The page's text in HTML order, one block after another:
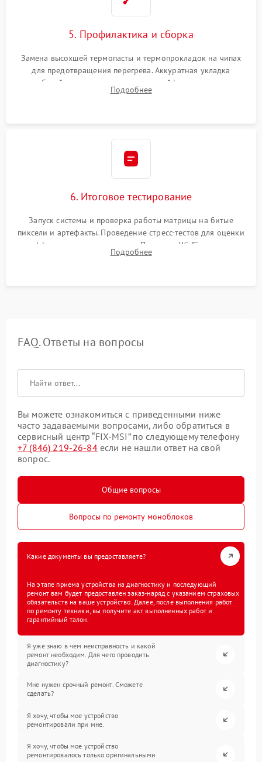
5. Профилактика и сборка
Замена высохшей термопасты и термопрокладок на чипах
для предотвращения перегрева. Аккуратная укладка
кабелей, подключение хрупких шлейфов матрицы и
надежная фиксация всех элементов внутри корпуса
Подробнее
6. Итоговое тестирование
Запуск системы и проверка работы матрицы на битые
пиксели и артефакты. Проведение стресс-тестов для оценки
эффективности охлаждения. Проверка Wi-Fi, камеры,
микрофона и всех портов перед выдачей устройства.
Подробнее
FAQ. Ответы на вопросы
Вы можете ознакомиться с приведенными ниже
часто задаваемыми вопросами, либо обратиться в
сервисный центр “FIX-MSI” по следующему телефону
+7 (846) 219-26-84если не нашли ответ на свой
вопрос.
Общие вопросы
Вопросы по ремонту моноблоков
Какие документы вы предоставляете?
На этапе приема устройства на диагностику и последующий
ремонт вам будет предоставлен заказ-наряд с указанием страховых
обязательств на ваше устройство. Далее, после выполнения работ
по ремонту техники, вы получите акт выполненных работ и
гарантийный талон.
Я уже знаю в чем неисправность и какой
ремонт необходим. Для чего проводить
диагностику?
Мне нужен срочный ремонт. Сможете
сделать?
Я хочу, чтобы мое устройство
ремонтировали при мне.
Я хочу, чтобы мое устройство
ремонтировалось только оригинальными